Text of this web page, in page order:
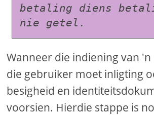
betaling diens
nie getel.
Wanneer die indiening van 'n
die gebruiker moet inligting
besigheid en
voorsien. Hierdie stappe is